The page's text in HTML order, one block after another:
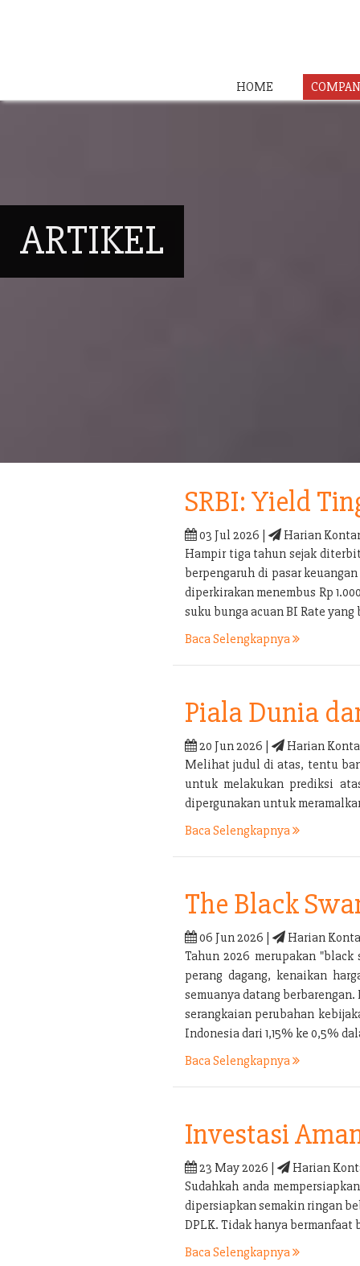
HOME
ARTIKEL
SRBI: Yield
03 Jul 2026 |
Harian
Hampir tiga tahun sejak
berpengaruh di pasar
diperkirakan menembus Rp
suku bunga acuan BI Rate yang
Baca Selengkapnya
Piala Dunia
20 Jun 2026 |
Harian
Melihat judul di atas, tentu
untuk melakukan prediksi
dipergunakan untuk
Baca Selengkapnya
The Black
06 Jun 2026 |
Harian
Tahun 2026 merupakan
perang dagang, kenaikan
semuanya datang
serangkaian perubahan
Indonesia dari 1,15% ke 0,5%
Baca Selengkapnya
Investasi
23 May 2026 |
Harian
Sudahkah anda
dipersiapkan semakin ringan
DPLK. Tidak hanya
Baca Selengkapnya